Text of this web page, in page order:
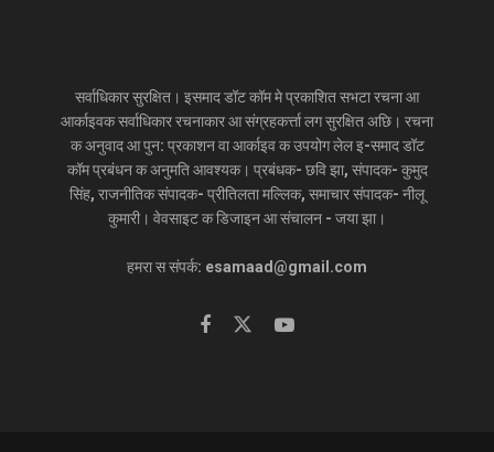
सर्वाधिकार सुरक्षित। इसमाद डॉट कॉम मे प्रकाशित सभटा रचना आ
आर्काइवक सर्वाधिकार रचनाकार आ संग्रहकर्त्ता लग सुरक्षित अछि। रचना
क अनुवाद आ पुन: प्रकाशन वा आर्काइव क उपयोग लेल इ-समाद डॉट
कॉम प्रबंधन क अनुमति आवश्यक। प्रबंधक- छवि झा, संपादक- कुमुद
सिंह, राजनीतिक संपादक- प्रीतिलता मल्लिक, समाचार संपादक- नीलू
कुमारी। वेवसाइट क डिजाइन आ संचालन - जया झा।
हमरा स संपर्क: esamaad@gmail.com